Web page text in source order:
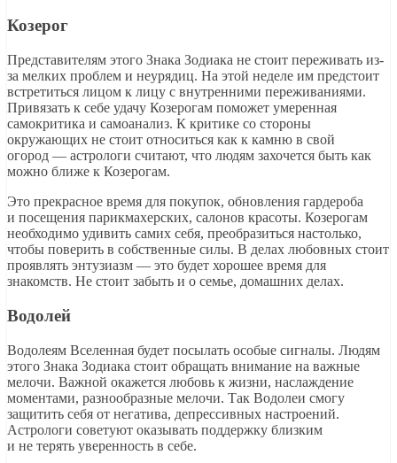
Козерог
Представителям этого Знака Зодиака не стоит переживать из-
за мелких проблем и неурядиц. На этой неделе им предстоит
встретиться лицом к лицу с внутренними переживаниями.
Привязать к себе удачу Козерогам поможет умеренная
самокритика и самоанализ. К критике со стороны
окружающих не стоит относиться как к камню в свой
огород — астрологи считают, что людям захочется быть как
можно ближе к Козерогам.
Это прекрасное время для покупок, обновления гардероба
и посещения парикмахерских, салонов красоты. Козерогам
необходимо удивить самих себя, преобразиться настолько,
чтобы поверить в собственные силы. В делах любовных стоит
проявлять энтузиазм — это будет хорошее время для
знакомств. Не стоит забыть и о семье, домашних делах.
Водолей
Водолеям Вселенная будет посылать особые сигналы. Людям
этого Знака Зодиака стоит обращать внимание на важные
мелочи. Важной окажется любовь к жизни, наслаждение
моментами, разнообразные мелочи. Так Водолеи смогу
защитить себя от негатива, депрессивных настроений.
Астрологи советуют оказывать поддержку близким
и не терять уверенность в себе.